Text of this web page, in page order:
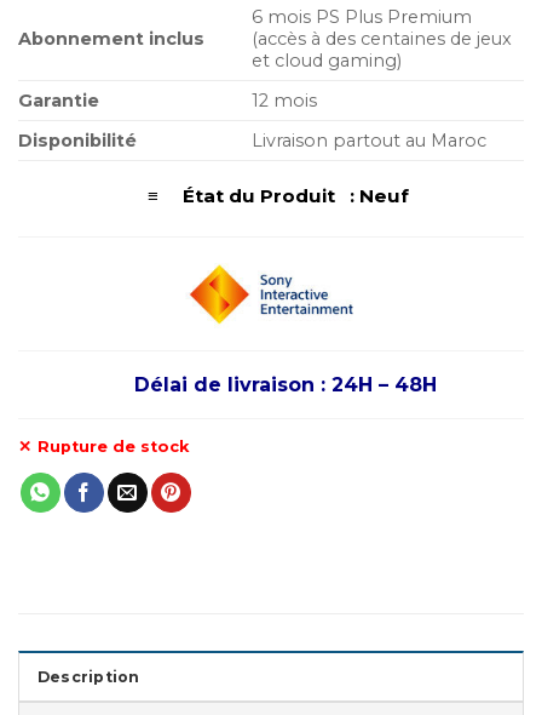
Abonnement inclus
6 mois PS Plus Premium
(accès à des centaines de jeux
et cloud gaming)
Garantie
12 mois
Disponibilité
Livraison partout au Maroc
≡ État du Produit : Neuf
Délai de livraison : 24H – 48H
Rupture de stock
Description